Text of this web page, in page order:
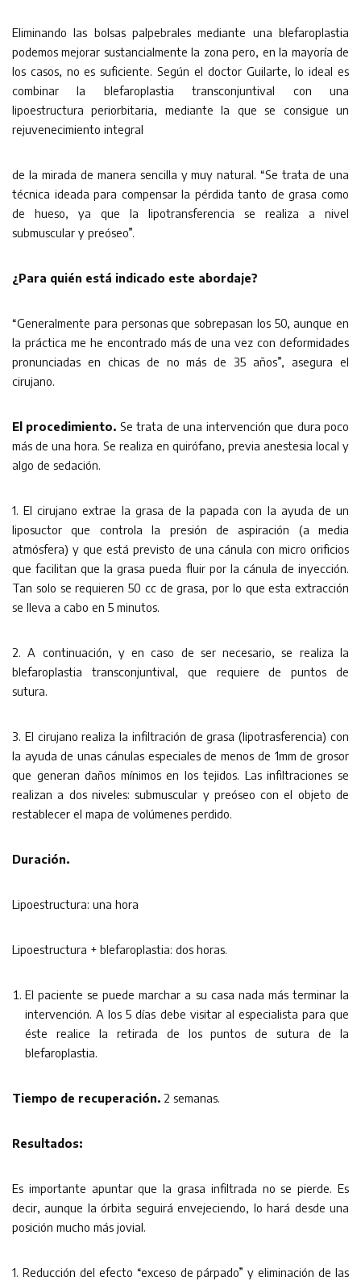
Eliminando las bolsas palpebrales mediante una blefaroplastia
podemos mejorar sustancialmente la zona pero, en la mayoría de
los casos, no es suficiente. Según el doctor Guilarte, lo ideal es
combinar la blefaroplastia transconjuntival con una
lipoestructura periorbitaria, mediante la que se consigue un
rejuvenecimiento integral
de la mirada de manera sencilla y muy natural. “Se trata de una
técnica ideada para compensar la pérdida tanto de grasa como
de hueso, ya que la lipotransferencia se realiza a nivel
submuscular y preóseo”.
¿Para quién está indicado este abordaje?
“Generalmente para personas que sobrepasan los 50, aunque en
la práctica me he encontrado más de una vez con deformidades
pronunciadas en chicas de no más de 35 años”, asegura el
cirujano.
El procedimiento. Se trata de una intervención que dura poco
más de una hora. Se realiza en quirófano, previa anestesia local y
algo de sedación.
1. El cirujano extrae la grasa de la papada con la ayuda de un
liposuctor que controla la presión de aspiración (a media
atmósfera) y que está previsto de una cánula con micro orificios
que facilitan que la grasa pueda fluir por la cánula de inyección.
Tan solo se requieren 50 cc de grasa, por lo que esta extracción
se lleva a cabo en 5 minutos.
2. A continuación, y en caso de ser necesario, se realiza la
blefaroplastia transconjuntival, que requiere de puntos de
sutura.
3. El cirujano realiza la infiltración de grasa (lipotrasferencia) con
la ayuda de unas cánulas especiales de menos de 1mm de grosor
que generan daños mínimos en los tejidos. Las infiltraciones se
realizan a dos niveles: submuscular y preóseo con el objeto de
restablecer el mapa de volúmenes perdido.
Duración.
Lipoestructura: una hora
Lipoestructura + blefaroplastia: dos horas.
El paciente se puede marchar a su casa nada más terminar la
intervención. A los 5 días debe visitar al especialista para que
éste realice la retirada de los puntos de sutura de la
blefaroplastia.
Tiempo de recuperación. 2 semanas.
Resultados:
Es importante apuntar que la grasa infiltrada no se pierde. Es
decir, aunque la órbita seguirá envejeciendo, lo hará desde una
posición mucho más jovial.
1. Reducción del efecto “exceso de párpado” y eliminación de las